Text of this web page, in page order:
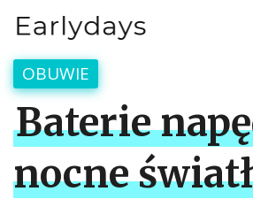
OBUWIE
Baterie
nocne